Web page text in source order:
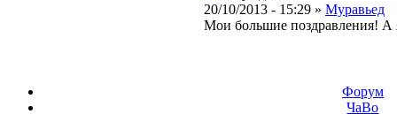
20/10/2013 - 15:29 » Муравьед
Мои большие поздравления! А
Форум
ЧаВо